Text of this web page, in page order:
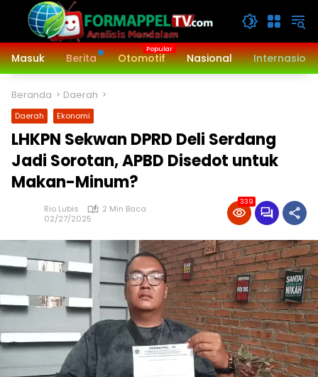
Langsung
konten
Masuk
Berita Otomotif Nasional
Beranda Daerah
Daerah Ekonomi
LHKPN Sekwan DPRD Deli Serdang
Jadi Sorotan, APBD Disedot untuk
Makan-Minum?
Rio Lubis
2 Min Baca
02/27/2025
339